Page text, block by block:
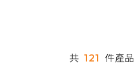
共 121 件產品